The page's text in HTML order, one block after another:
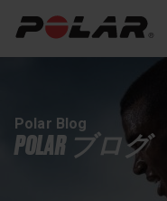
Polar Blog
POLAR ブログ